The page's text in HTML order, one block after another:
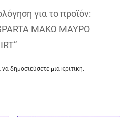
για το προϊόν:
ΜΑΚΩ ΜΑΥΡΟ
να δημοσιεύσετε μια κριτική.